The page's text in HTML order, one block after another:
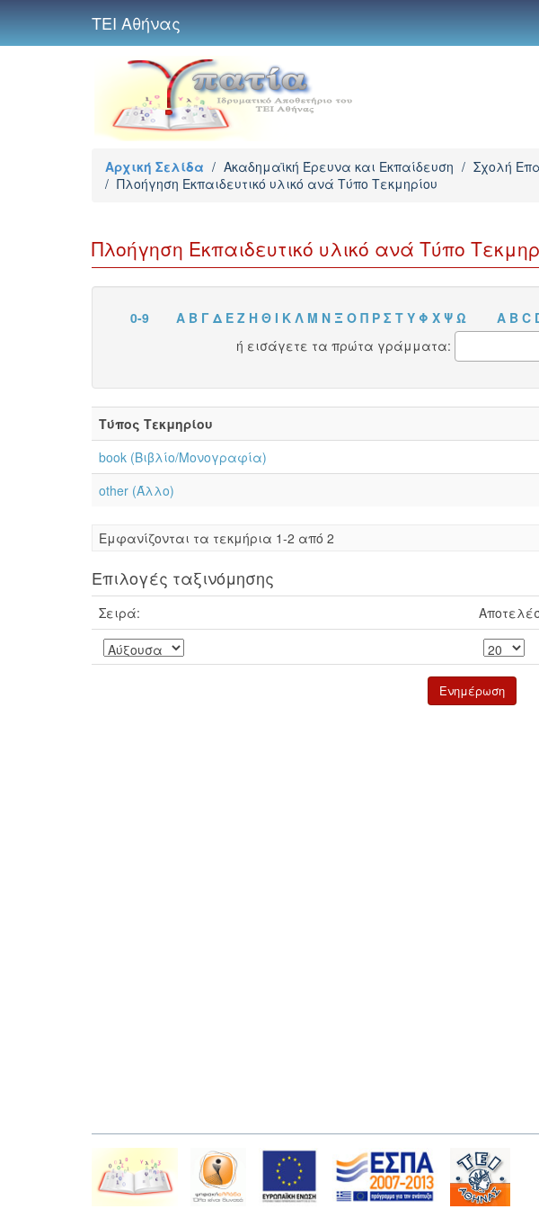
ΤΕΙ Αθήνας
Αρχική Σελίδα / Ακαδημαϊκή Έρευνα και Εκπαίδευση / Σχολή
/ Πλοήγηση Εκπαιδευτικό υλικό ανά Τύπο Τεκμηρίου
Πλοήγηση Εκπαιδευτικό υλικό ανά Τύπο
0-9 Α Β Γ Δ Ε Ζ Η Θ Ι Κ Λ Μ Ν Ξ Ο Π Ρ Σ Τ Υ Φ Χ Ψ Ω A B C
ή εισάγετε τα πρώτα γράμματα:
Τύπος Τεκμηρίου
book (Βιβλίο/Μονογραφία)
other (Άλλο)
Eμφανίζονται τα τεκμήρια 1-2 από 2
Επιλογές ταξινόμησης
Σειρά: